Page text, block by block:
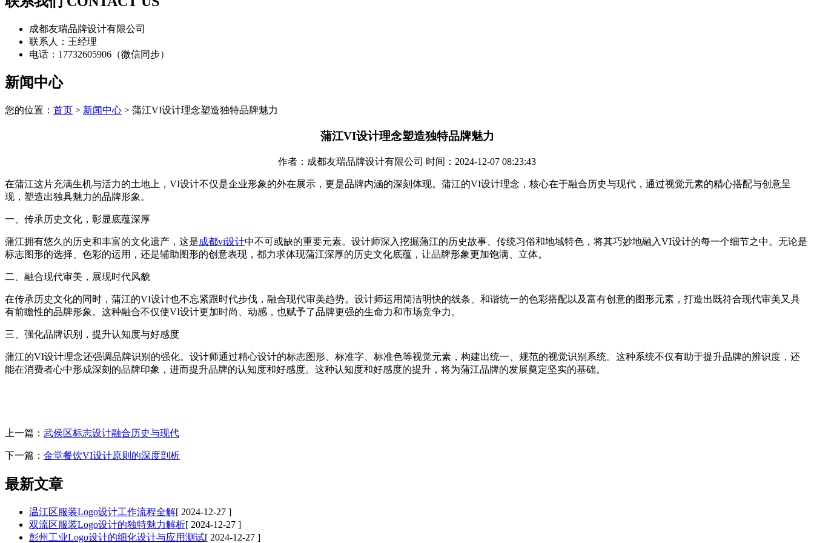
成都友瑞品牌设计有限公司
联系人：王经理
电话：17732605906（微信同步）
新闻中心
您的位置： 首页 > 新闻中心 > 蒲江VI设计理念塑造独特品牌魅力
蒲江VI设计理念塑造独特品牌魅力
作者：成都友瑞品牌设计有限公司 时间：2024-12-07 08:23:43
在蒲江这片充满生机与活力的土地上，VI设计不仅是企业形象的外在展示，更是品牌内涵的深刻体现。蒲江的VI设计理念，核心在于融合历史与现代，通过视觉元素的精心搭配与创意呈
现，塑造出独具魅力的品牌形象。
一、传承历史文化，彰显底蕴深厚
蒲江拥有悠久的历史和丰富的文化遗产，这是成都vi设计中不可或缺的重要元素。设计师深入挖掘蒲江的历史故事、传统习俗和地域特色，将其巧妙地融入VI设计的每一个细节之中。无论是
标志图形的选择、色彩的运用，还是辅助图形的创意表现，都力求体现蒲江深厚的历史文化底蕴，让品牌形象更加饱满、立体。
二、融合现代审美，展现时代风貌
在传承历史文化的同时，蒲江的VI设计也不忘紧跟时代步伐，融合现代审美趋势。设计师运用简洁明快的线条、和谐统一的色彩搭配以及富有创意的图形元素，打造出既符合现代审美又具
有前瞻性的品牌形象。这种融合不仅使VI设计更加时尚、动感，也赋予了品牌更强的生命力和市场竞争力。
三、强化品牌识别，提升认知度与好感度
蒲江的VI设计理念还强调品牌识别的强化。设计师通过精心设计的标志图形、标准字、标准色等视觉元素，构建出统一、规范的视觉识别系统。这种系统不仅有助于提升品牌的辨识度，还
能在消费者心中形成深刻的品牌印象，进而提升品牌的认知度和好感度。这种认知度和好感度的提升，将为蒲江品牌的发展奠定坚实的基础。
上一篇： 武侯区标志设计融合历史与现代
下一篇： 金堂餐饮VI设计原则的深度剖析
最新文章
温江区服装Logo设计工作流程全解[ 2024-12-27 ]
双流区服装Logo设计的独特魅力解析[ 2024-12-27 ]
彭州工业Logo设计的细化设计与应用测试[ 2024-12-27 ]